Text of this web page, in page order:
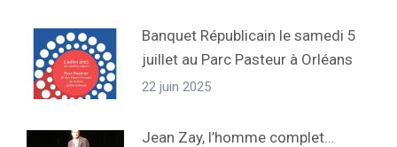
Banquet Républicain le samedi 5
juillet au Parc Pasteur à Orléans
22 juin 2025
Jean Zay, l’homme complet…